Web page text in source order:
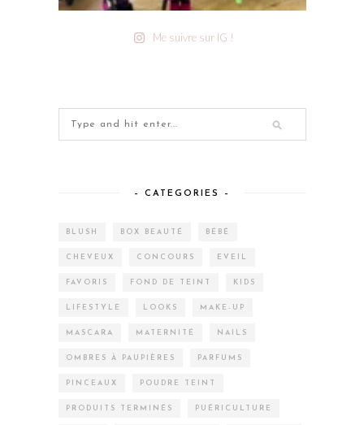
Me suivre sur IG !
– CATEGORIES –
BLUSH BOX BEAUTÉ BÉBÉ
CHEVEUX CONCOURS EVEIL
FAVORIS FOND DE TEINT KIDS
LIFESTYLE LOOKS MAKE-UP
MASCARA MATERNITÉ NAILS
OMBRES À PAUPIÈRES PARFUMS
PINCEAUX POUDRE TEINT
PRODUITS TERMINÉS PUÉRICULTURE